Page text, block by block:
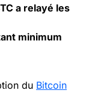
a relayé les
minimum
du Bitcoin